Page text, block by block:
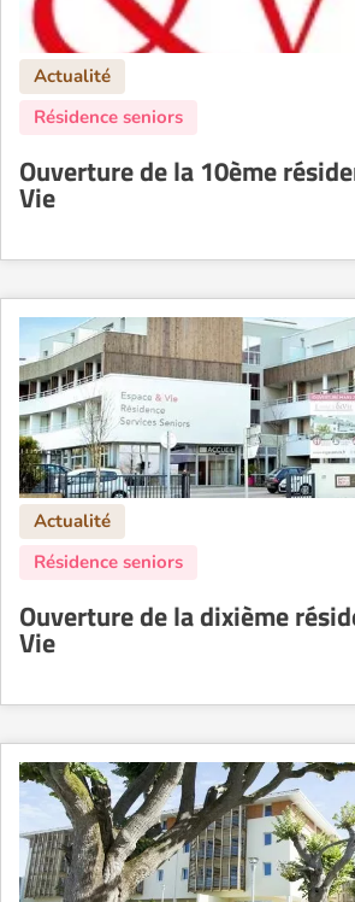
Ouverture de la 10ème
Vie
Ouverture de la dixième
Vie